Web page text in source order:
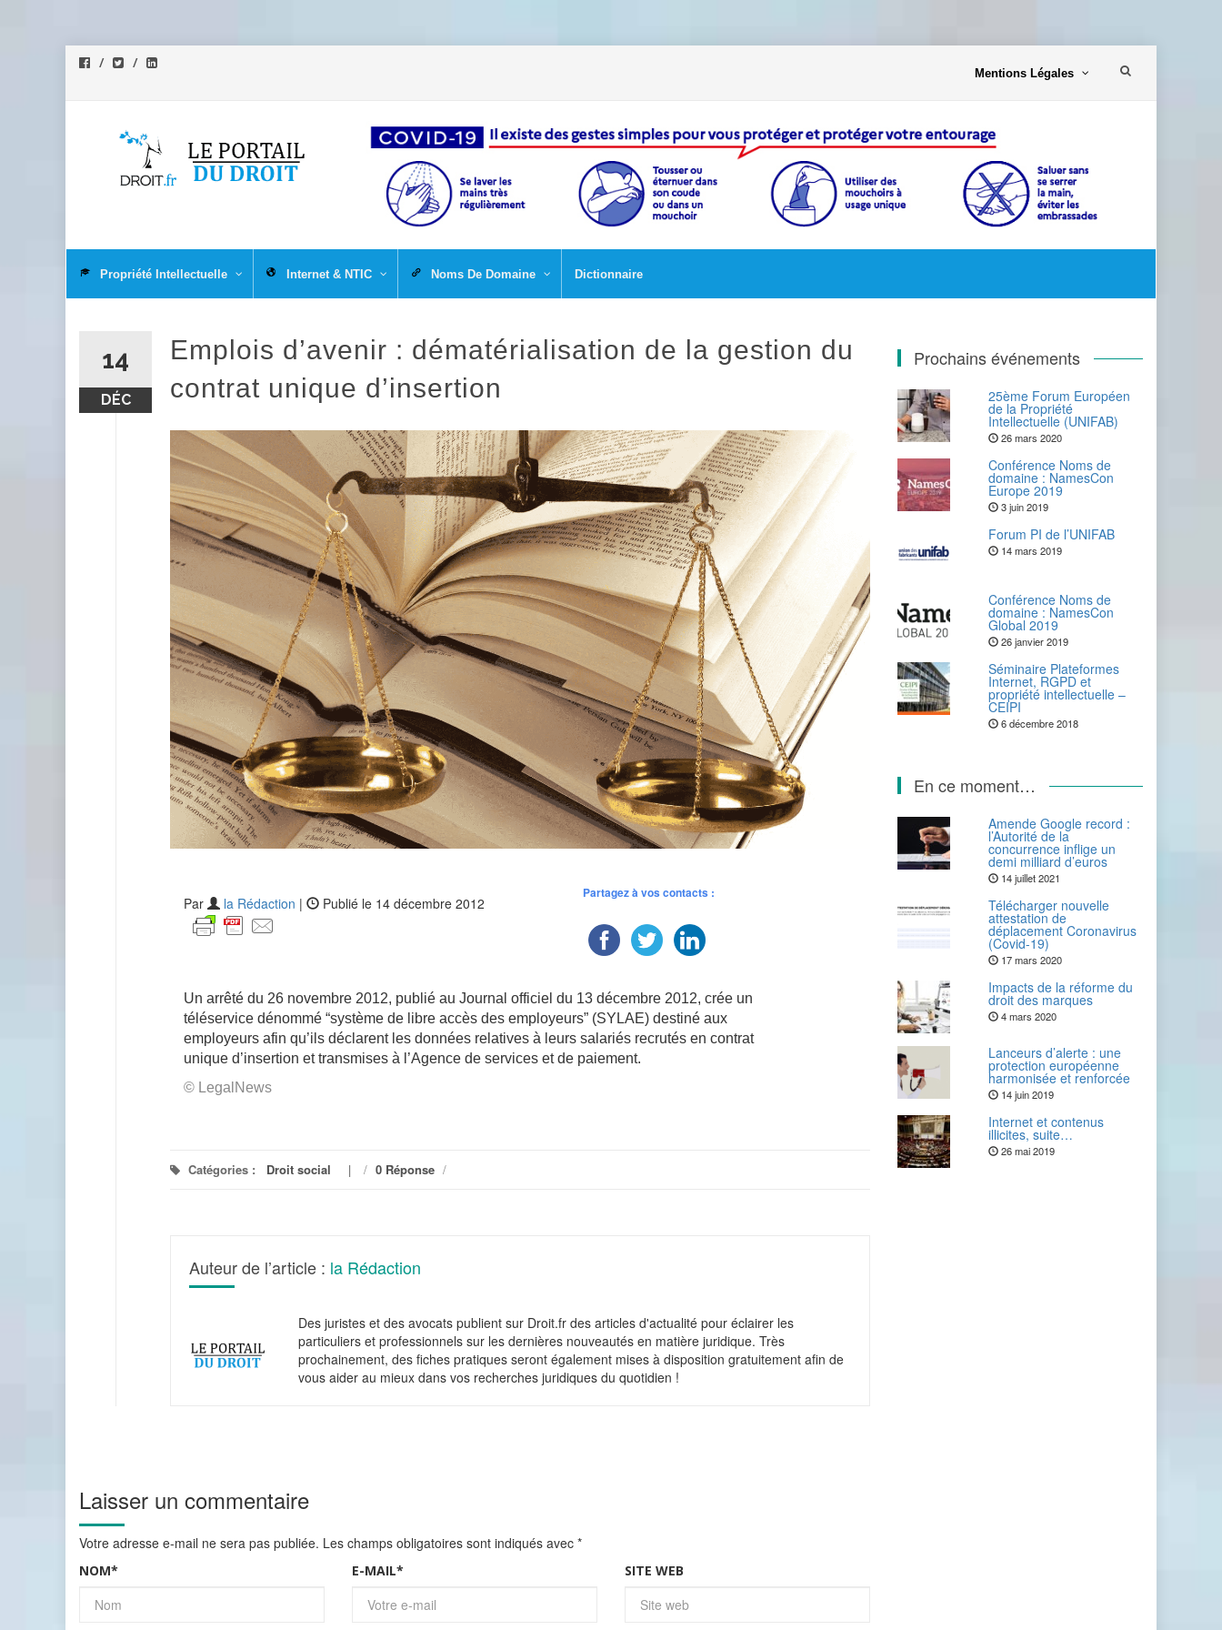
contenu
Mentions Légales
contenu
Propriété Intellectuelle Internet & NTIC Noms De Domaine Dictionnaire
Emplois d’avenir : dématérialisation de la gestion du
contrat unique d’insertion
14
DÉC
Par la Rédaction | Publié le 14 décembre 2012
Partagez à vos contacts :
Un arrêté du 26 novembre 2012, publié au Journal officiel du 13 décembre 2012, crée un
téléservice dénommé “système de libre accès des employeurs” (SYLAE) destiné aux
employeurs afin qu’ils déclarent les données relatives à leurs salariés recrutés en contrat
unique d’insertion et transmises à l’Agence de services et de paiement.
© LegalNews
Catégories : Droit social / 0 Réponse /
Auteur de l’article : la Rédaction
Des juristes et des avocats publient sur Droit.fr des articles d'actualité pour éclairer les
particuliers et professionnels sur les dernières nouveautés en matière juridique. Très
prochainement, des fiches pratiques seront également mises à disposition gratuitement afin de
vous aider au mieux dans vos recherches juridiques du quotidien !
Laisser un commentaire
Votre adresse e-mail ne sera pas publiée. Les champs obligatoires sont indiqués avec *
NOM* E-MAIL* SITE WEB
Prochains événements
25ème Forum Européen
de la Propriété
Intellectuelle (UNIFAB)
26 mars 2020
Conférence Noms de
domaine : NamesCon
Europe 2019
3 juin 2019
Forum PI de l’UNIFAB
14 mars 2019
Conférence Noms de
domaine : NamesCon
Global 2019
26 janvier 2019
Séminaire Plateformes
Internet, RGPD et
propriété intellectuelle –
CEIPI
6 décembre 2018
En ce moment…
Amende Google record :
l’Autorité de la
concurrence inflige un
demi milliard d’euros
14 juillet 2021
Télécharger nouvelle
attestation de
déplacement Coronavirus
(Covid-19)
17 mars 2020
Impacts de la réforme du
droit des marques
4 mars 2020
Lanceurs d’alerte : une
protection européenne
harmonisée et renforcée
14 juin 2019
Internet et contenus
illicites, suite…
26 mai 2019